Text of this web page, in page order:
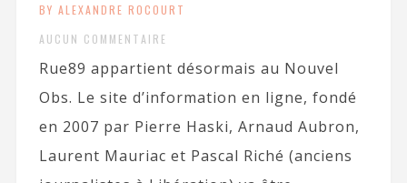
BY ALEXANDRE ROCOURT
AUCUN COMMENTAIRE
Rue89 appartient désormais au Nouvel
Obs. Le site d’information en ligne, fondé
en 2007 par Pierre Haski, Arnaud Aubron,
Laurent Mauriac et Pascal Riché (anciens